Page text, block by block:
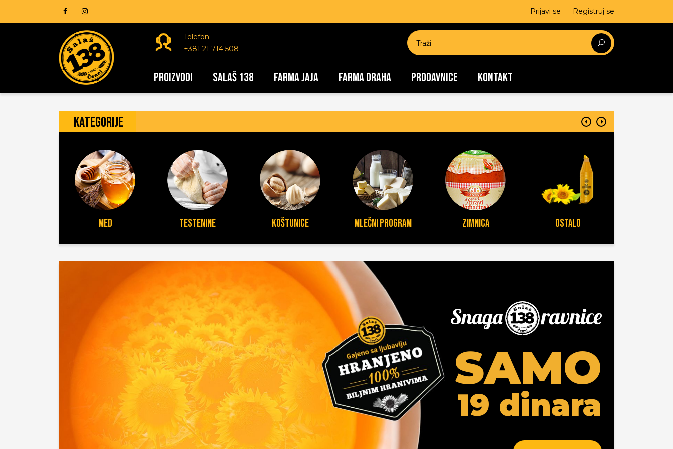
Prijavi se Registruj se
Telefon:
+381 21 714 508
PROIZVODI SALAŠ 138 FARMA JAJA FARMA ORAHA PRODAVNICE KONTAKT
KATEGORIJE
Med Testenine Koštunice Mlečni program Zimnica Ostalo
SAMO
19 dinara